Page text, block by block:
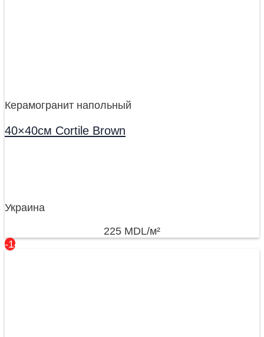
Керамогранит напольный
40×40см Cortile Brown
Украина
225 MDL/м²
-14%